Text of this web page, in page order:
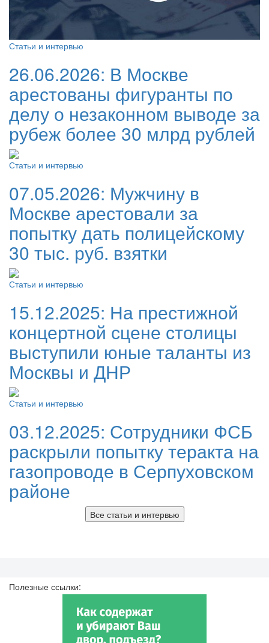
Статьи и интервью
26.06.2026: В Москве
арестованы фигуранты по
делу о незаконном выводе за
рубеж более 30 млрд рублей
Статьи и интервью
07.05.2026: Мужчину в
Москве арестовали за
попытку дать полицейскому
30 тыс. руб. взятки
Статьи и интервью
15.12.2025: На престижной
концертной сцене столицы
выступили юные таланты из
Москвы и ДНР
Статьи и интервью
03.12.2025: Сотрудники ФСБ
раскрыли попытку теракта на
газопроводе в Серпуховском
районе
Все статьи и интервью
Полезные ссылки: